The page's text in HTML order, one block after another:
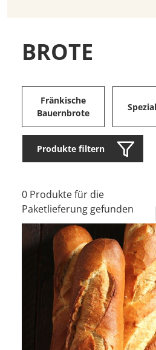
BROTE
Fränkische
Bauernbrote
Produkte filtern
0 Produkte für die
Paketlieferung gefunden